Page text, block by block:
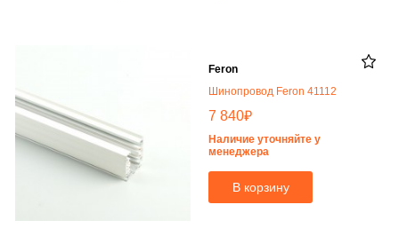
Feron
Шинопровод Feron 41112
7 840₽
Наличие уточняйте у
менеджера
В корзину